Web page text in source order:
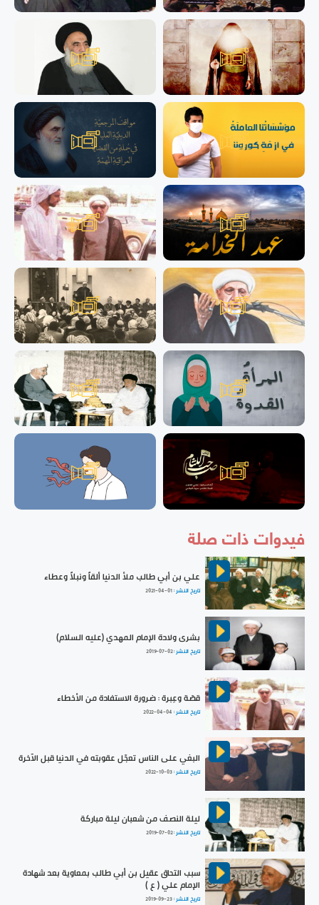
فيدوات ذات صلة
علي بن أبي طالب ملأ الدنيا ألقاً ونبلاً وعطاء
تاريخ النشر :2021-04-01
بشرى ولادة الإمام المهدي (عليه السلام)
تاريخ النشر :2019-07-02
قصّة وعِبرة : ضرورة الاستفادة من الأخطاء
تاريخ النشر : 2022-04-04
البغي على الناس تعجّل عقوبته في الدنيا قبل الآخرة
تاريخ النشر :2022-10-03
ليلة النصف من شعبان ليلة مباركة
تاريخ النشر :2019-07-02
سبب التحاق عقيل بن أبي طالب بمعاوية بعد شهادة
الإمام علي ( ع )
تاريخ النشر :2019-09-23